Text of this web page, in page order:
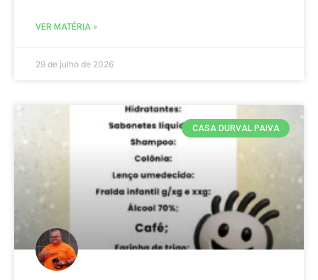
VER MATÉRIA »
29 de julho de 2026
CASA DURVAL PAIVA